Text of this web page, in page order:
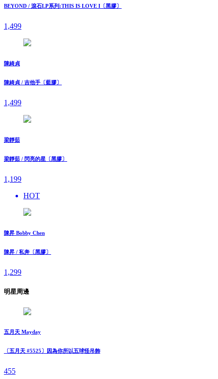
BEYOND / 滾石LP系列:THIS IS LOVE I〔黑膠〕
1,499
陳綺貞
陳綺貞 / 吉他手〔藍膠〕
1,499
梁靜茹
梁靜茹 / 閃亮的星〔黑膠〕
1,199
HOT
陳昇 Bobby Chen
陳昇 / 私奔〔黑膠〕
1,299
明星周邊
五月天 Mayday
〔五月天 #5525〕因為你所以五球怪吊飾
455